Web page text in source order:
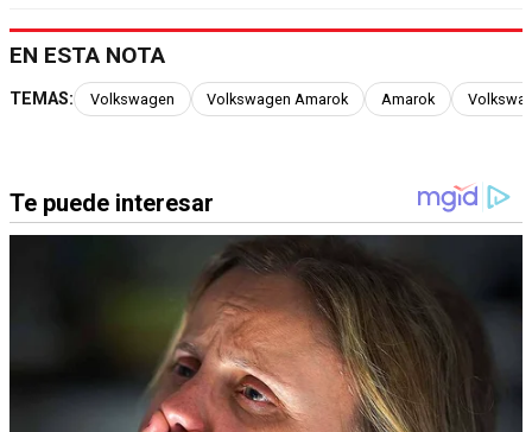
EN ESTA NOTA
TEMAS: Volkswagen Volkswagen Amarok Amarok